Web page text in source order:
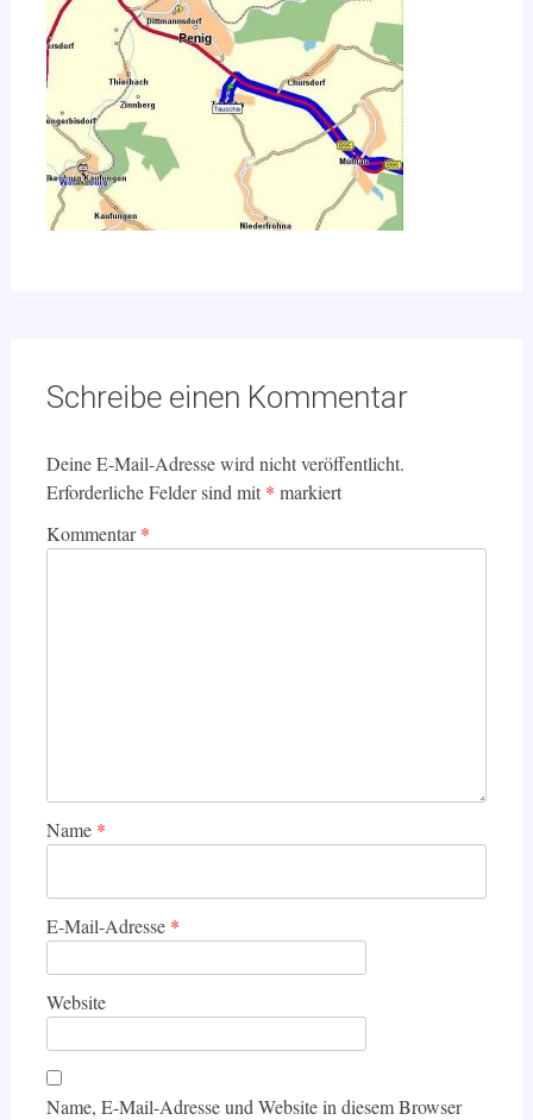
Schreibe einen Kommentar
Deine E-Mail-Adresse wird nicht veröffentlicht.
Erforderliche Felder sind mit * markiert
Kommentar*
Name *
E-Mail-Adresse *
Website
Name, E-Mail-Adresse und Website in diesem Browser